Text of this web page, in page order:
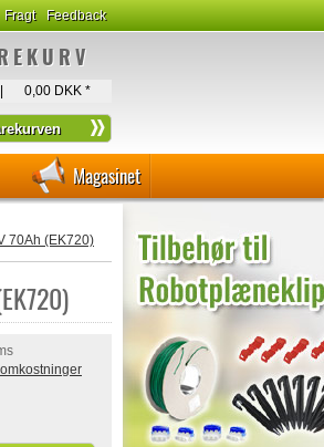
Fragt Feedback
0,00 DKK *
Magasinet
70Ah (EK720)